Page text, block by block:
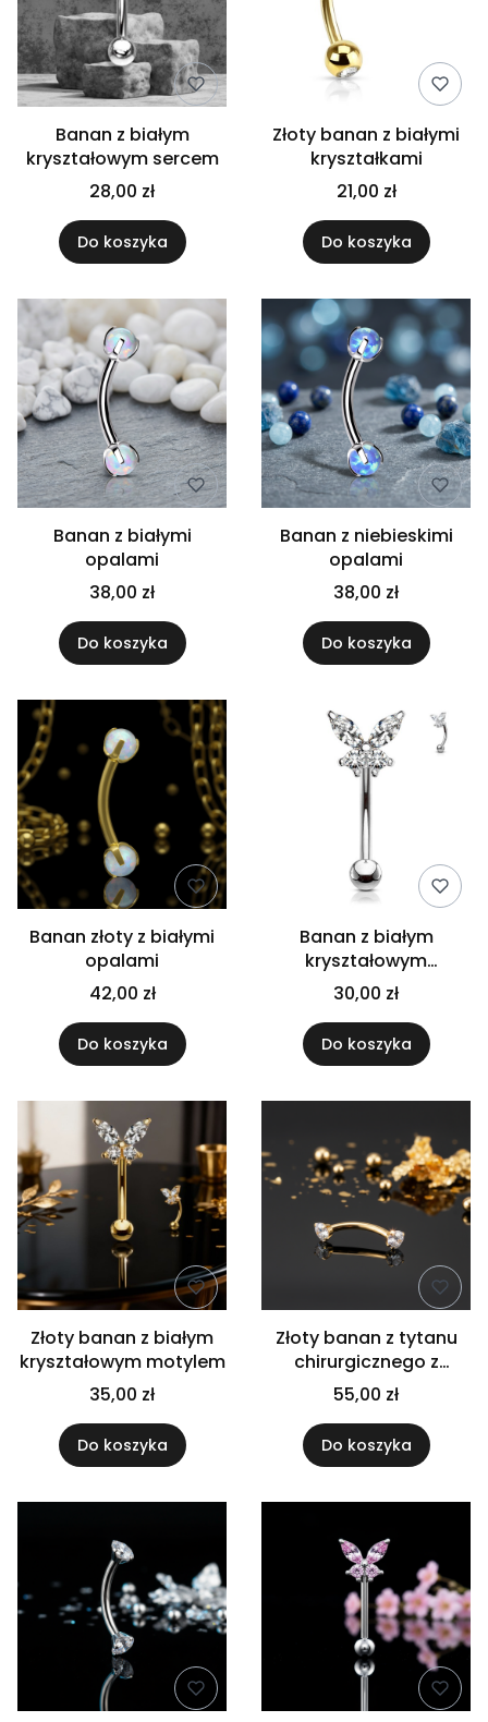
Banan z białym
kryształowym sercem
28,00 zł
Do koszyka
Złoty banan z białymi
kryształkami
21,00 zł
Do koszyka
Banan z białymi
opalami
38,00 zł
Do koszyka
Banan z niebieskimi
opalami
38,00 zł
Do koszyka
Banan złoty z białymi
opalami
42,00 zł
Do koszyka
Banan z białym
kryształowym
motylkiem
30,00 zł
Do koszyka
Złoty banan z białym
kryształowym motylem
35,00 zł
Do koszyka
Złoty banan z tytanu
chirurgicznego z
białymi cyrkoniami
55,00 zł
Do koszyka